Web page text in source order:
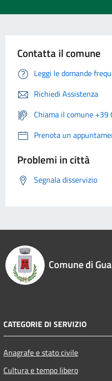
Contatta il comune
Leggi le domande
Richiedi Assistenza
Chiama il comune
Prenota un
Problemi in città
Segnala disservizio
Comune di
CATEGORIE DI SERVIZIO
Anagrafe e stato civile
Cultura e tempo libero